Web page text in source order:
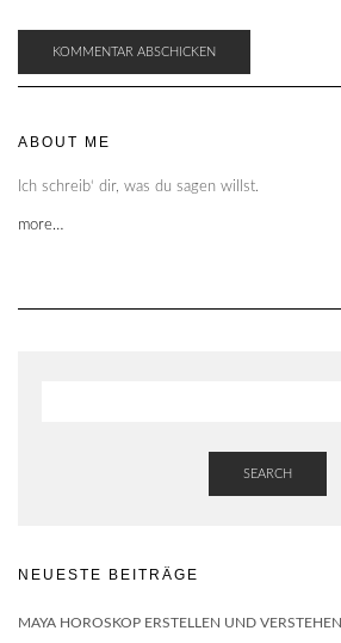
ABOUT ME
Ich schreib‘ dir, was du sagen willst.
more…
SEARCH
NEUESTE BEITRÄGE
MAYA HOROSKOP ERSTELLEN UND VERSTEHEN